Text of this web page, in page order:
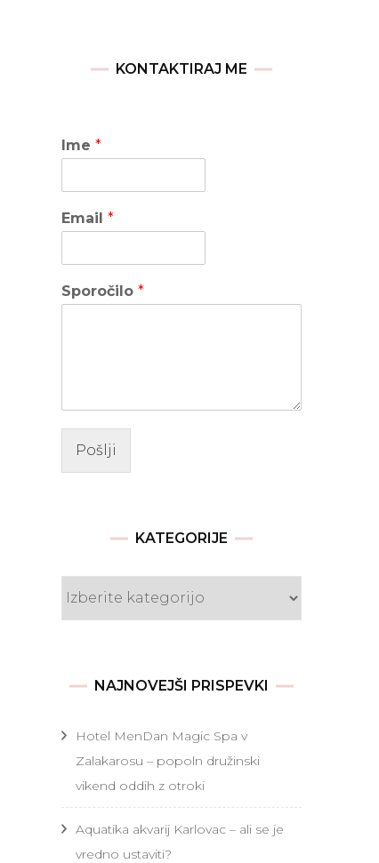
KONTAKTIRAJ ME
Ime *
Email *
Sporočilo *
Pošlji
KATEGORIJE
NAJNOVEJŠI PRISPEVKI
Hotel MenDan Magic Spa v
Zalakarosu – popoln družinski
vikend oddih z otroki
Aquatika akvarij Karlovac – ali se je
vredno ustaviti?